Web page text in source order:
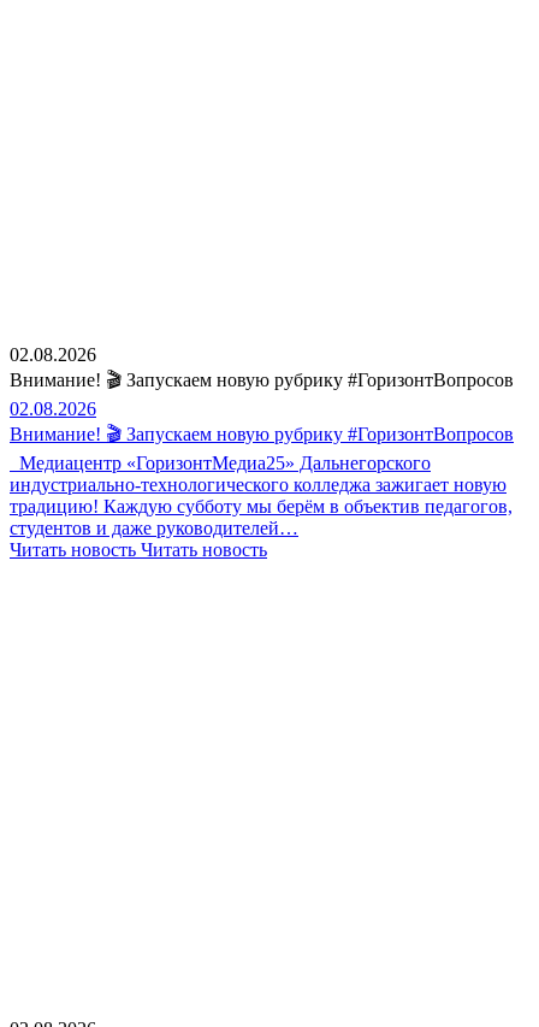
02.08.2026
Внимание! 🎬 Запускаем новую рубрику #ГоризонтВопросов
02.08.2026
Внимание! 🎬 Запускаем новую рубрику #ГоризонтВопросов
Медиацентр «ГоризонтМедиа25» Дальнегорского
индустриально-технологического колледжа зажигает новую
традицию! Каждую субботу мы берём в объектив педагогов,
студентов и даже руководителей…
Читать новость Читать новость